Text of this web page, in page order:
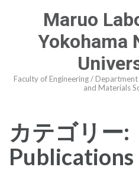
Maruo
Yokohama
Faculty of Engineering /
and Materials
カテゴリー:
Publications